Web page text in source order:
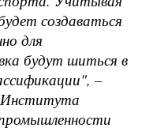
создаваться
для
будут шиться в
–